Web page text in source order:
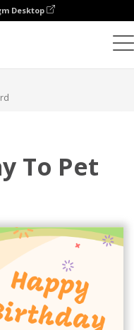
Desktop
To Pet